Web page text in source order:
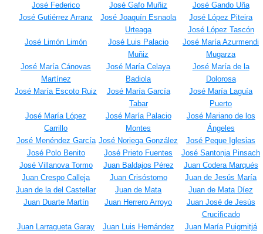
José Federico
José Gafo Muñiz
José Gando Uña
José Gutiérrez Arranz
José Joaquín Esnaola
Urteaga
José López Piteira
José López Tascón
José Limón Limón
José Luis Palacio
Muñiz
José María Azurmendi
Mugarza
José María Cánovas
Martínez
José María Celaya
Badiola
José María de la
Dolorosa
José María Escoto Ruiz
José María García
Tabar
José María Laguía
Puerto
José María López
Carrillo
José María Palacio
Montes
José Mariano de los
Ángeles
José Menéndez García José Noriega González
José Peque Iglesias
José Polo Benito
José Prieto Fuentes
José Santonja Pinsach
José Villanova Tormo
Juan Baldajos Pérez
Juan Codera Marqués
Juan Crespo Calleja
Juan Crisóstomo
Juan de Jesús María
Juan de la del Castellar
Juan de Mata
Juan de Mata Díez
Juan Duarte Martín
Juan Herrero Arroyo
Juan José de Jesús
Crucificado
Juan Larragueta Garay
Juan Luis Hernández
Juan María Puigmitjá